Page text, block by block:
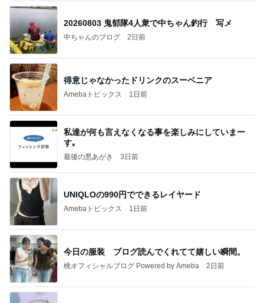
20260803 鬼郁隊4人衆で中ちゃん釣行 写メ
中ちゃんのブログ 2日前
得意じゃなかったドリンクのスーベニア
Amebaトピックス 1日前
私達が何も言えなくなる事を楽しみにしていまー
す｡
最後の悪あがき 3日前
UNIQLOの990円でできるレイヤード
Amebaトピックス 1日前
今日の服装 ブログ読んでくれてて嬉しい瞬間。
桃オフィシャルブログ Powered by Ameba 2日前